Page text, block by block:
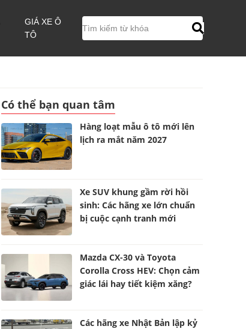
GIÁ XE Ô
TÔ
Có thể bạn quan tâm
Hàng loạt mẫu ô tô mới lên
lịch ra mắt năm 2027
Xe SUV khung gầm rời hồi
sinh: Các hãng xe lớn chuẩn
bị cuộc cạnh tranh mới
Mazda CX-30 và Toyota
Corolla Cross HEV: Chọn cảm
giác lái hay tiết kiệm xăng?
Các hãng xe Nhật Bản lập kỷ